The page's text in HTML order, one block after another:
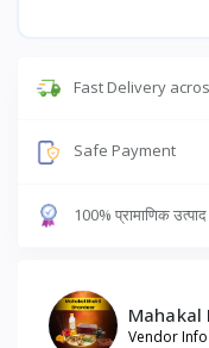
Fast Delivery
Safe Payment
100% प्रामाणिक उत्पाद
Mahakal
Vendor Info